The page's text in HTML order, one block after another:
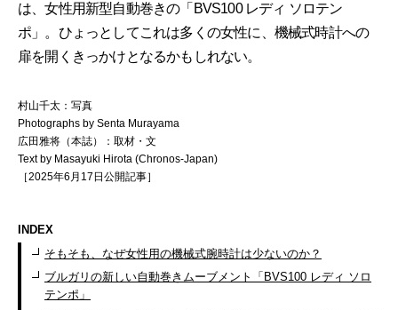
は、女性用新型自動巻きの「BVS100 レディ ソロテン
ポ」。ひょっとしてこれは多くの女性に、機械式時計への
扉を開くきっかけとなるかもしれない。
村山千太：写真
Photographs by Senta Murayama
広田雅将（本誌）：取材・文
Text by Masayuki Hirota (Chronos-Japan)
［2025年6月17日公開記事］
INDEX
そもそも、なぜ女性用の機械式腕時計は少ないのか？
ブルガリの新しい自動巻きムーブメント「BVS100 レディ ソロ
テンポ」